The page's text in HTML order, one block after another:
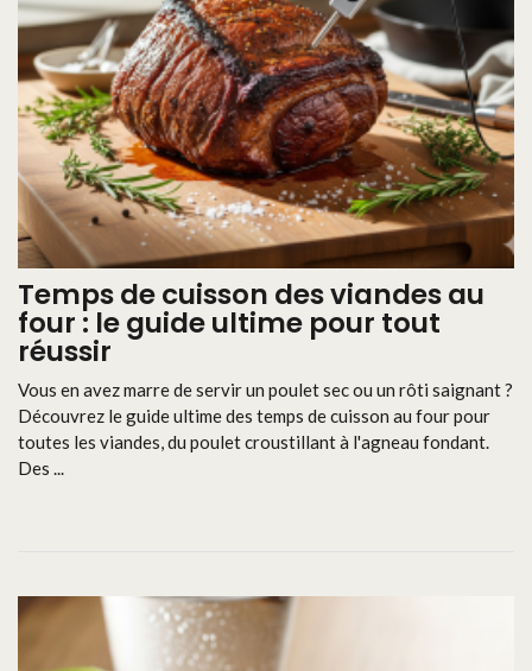
Temps de cuisson des viandes au
four : le guide ultime pour tout
réussir
Vous en avez marre de servir un poulet sec ou un rôti saignant ?
Découvrez le guide ultime des temps de cuisson au four pour
toutes les viandes, du poulet croustillant à l'agneau fondant.
Des ...